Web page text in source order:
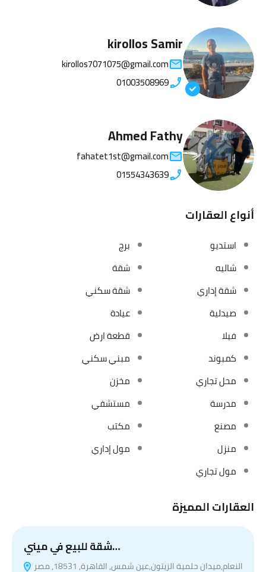
kirollos Samir
kirollos7071075@gmail.com
01003508969
Ahmed Fathy
fahatet1st@gmail.com
01554343639
أنواع العقارات
استديو
برج
شاليه
شقة
شقة إداري
شقة سكني
صيدلية
عيادة
فيلا
قطعة ارض
كمبوند
مبني سكني
محل تجاري
مخزن
مدرسة
مستشفي
مصنع
مكتب
منزل
مول إداري
مول تجاري
العقارات المميزة
شقة للبيع في ميني…
النعام,ميدان حلمية الزيتون,عين شمس, القاهرة, 18531, مصر